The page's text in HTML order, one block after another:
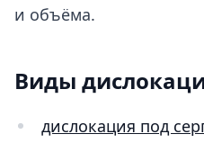
и объёма.
Виды
дислокация под